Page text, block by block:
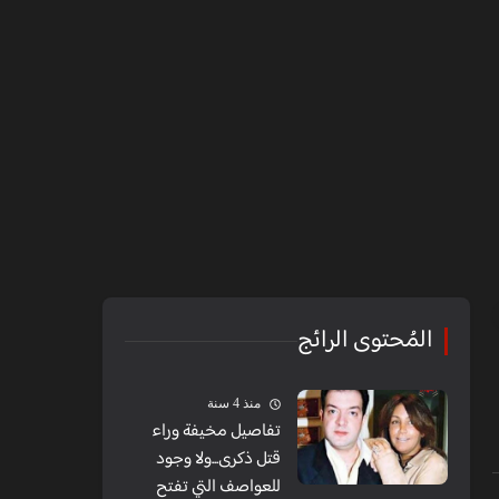
المُحتوى الرائج
منذ 4 سنة
تفاصيل مخيفة وراء
قتل ذكرى...ولا وجود
للعواصف التي تفتح